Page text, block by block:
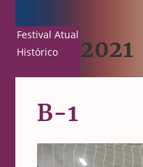
Festival Atual
Histórico
2021
B-1